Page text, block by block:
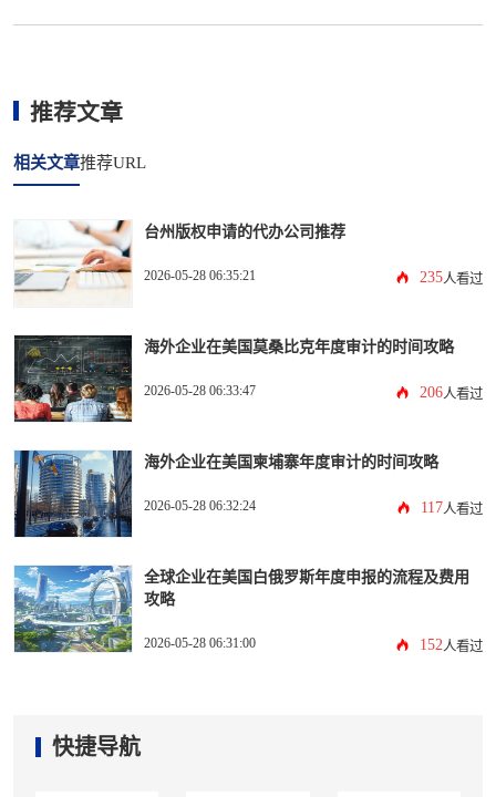
推荐文章
相关文章推荐URL
台州版权申请的代办公司推荐
2026-05-28 06:35:21 235人看过
海外企业在美国莫桑比克年度审计的时间攻略
2026-05-28 06:33:47 206人看过
海外企业在美国柬埔寨年度审计的时间攻略
2026-05-28 06:32:24 117人看过
全球企业在美国白俄罗斯年度申报的流程及费用
攻略
2026-05-28 06:31:00 152 人看过
快捷导航